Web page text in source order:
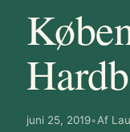
juni 25, 2019•Af